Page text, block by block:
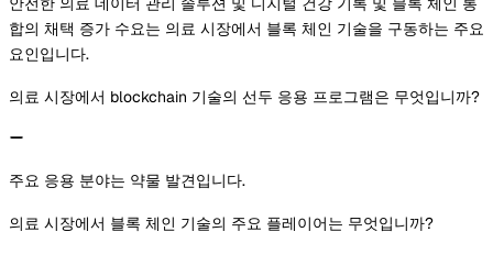
합의 채택 증가 수요는 의료 시장에서 블록 체인 기술을 구동하는 주요
요인입니다.
의료 시장에서 blockchain 기술의 선두 응용 프로그램은 무엇입니까?
주요 응용 분야는 약물 발견입니다.
의료 시장에서 블록 체인 기술의 주요 플레이어는 무엇입니까?